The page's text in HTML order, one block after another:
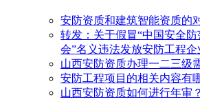
安防资质和建筑智能资质的
转发：关于假冒“中国安全
会”名义违法发放安防工程
山西安防资质办理一二三级
安防工程项目的相关内容有
山西安防资质如何进行年审？